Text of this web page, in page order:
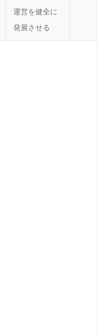
運営を健全に
発展させる